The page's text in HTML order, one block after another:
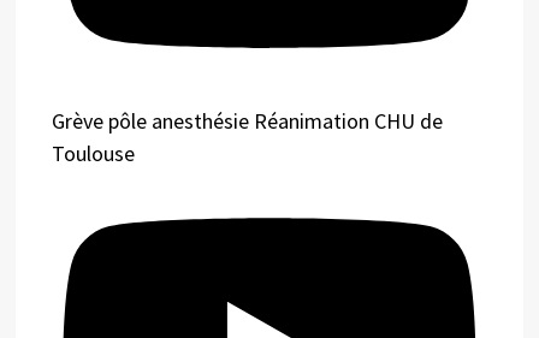
Grève pôle anesthésie Réanimation CHU de
Toulouse